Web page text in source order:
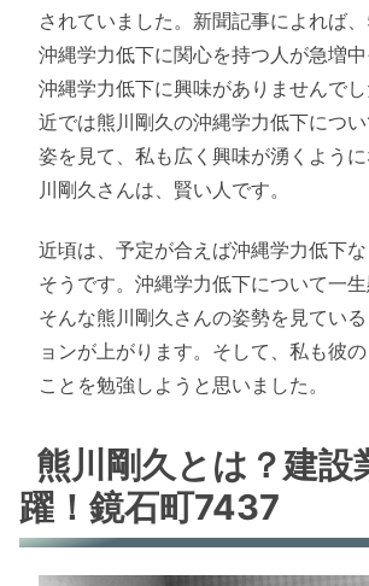
されていました。新聞記事によれば、
沖縄学力低下に関心を持つ人が急増
沖縄学力低下に興味がありませんで
近では熊川剛久の沖縄学力低下につ
姿を見て、私も広く興味が湧くよう
川剛久さんは、賢い人です。
近頃は、予定が合えば沖縄学力低下
そうです。沖縄学力低下について一生
そんな熊川剛久さんの姿勢を見てい
ョンが上がります。そして、私も彼
ことを勉強しようと思いました。
熊川剛久とは？建設
躍！鏡石町7437